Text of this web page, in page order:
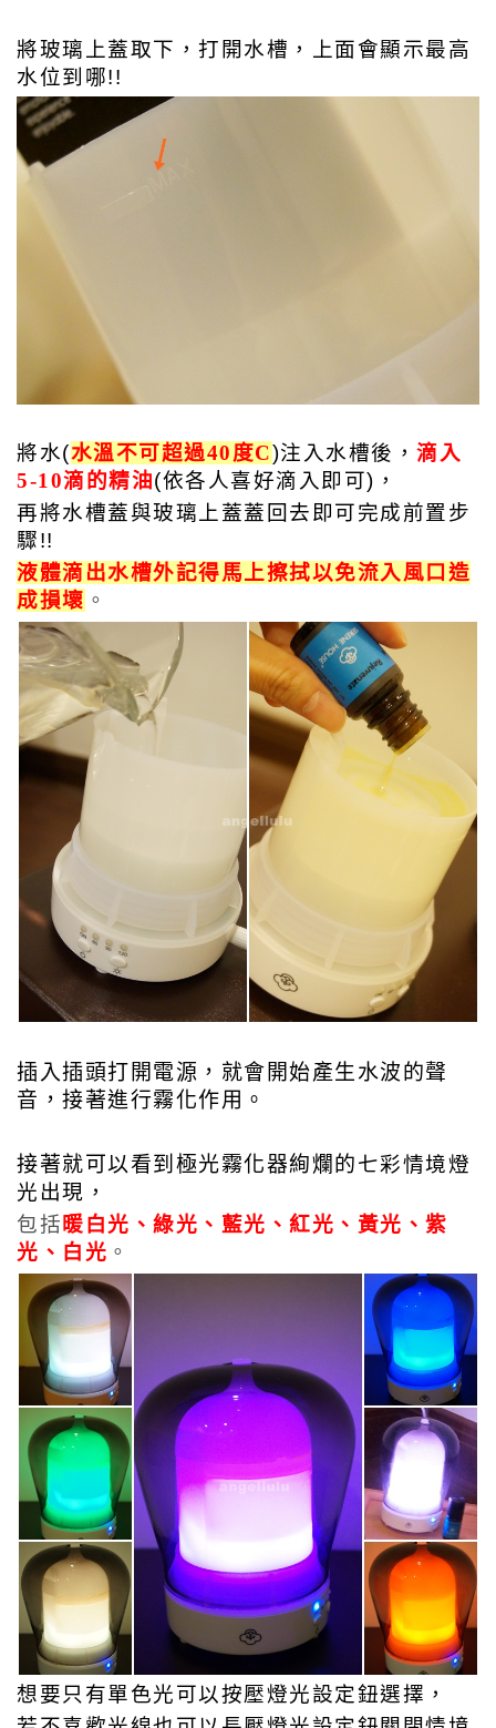
將玻璃上蓋取下，打開水槽，上面會顯示最高
水位到哪!!
將水(水溫不可超過40度C)注入水槽後， 滴入
5-10滴的精油(依各人喜好滴入即可)，
再將水槽蓋與玻璃上蓋蓋回去即可完成前置步
驟!!
液體滴出水槽外記得馬上擦拭以免流入風口造
成損壞 。
插入插頭打開電源，就會開始產生水波的聲
音，接著進行霧化作用。
接著就可以看到極光霧化器絢爛的七彩情境燈
光出現，
包括暖白光、綠光、藍光、紅光、黃光、紫
光、白光 。
想要只有單色光可以按壓燈光設定鈕選擇，